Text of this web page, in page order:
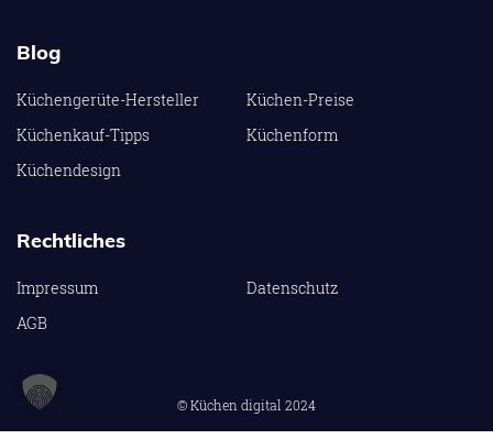
Blog
Küchengerüte-Hersteller
Küchen-Preise
Küchenkauf-Tipps
Küchenform
Küchendesign
Rechtliches
Impressum
Datenschutz
AGB
© Küchen digital 2024